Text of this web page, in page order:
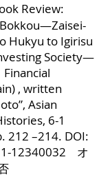
Review:
Bokkou—Zaisei-
Hukyu to Igirisu
Society—
, written
Asian
6-1
212 –214. DOI:
12340032 オ